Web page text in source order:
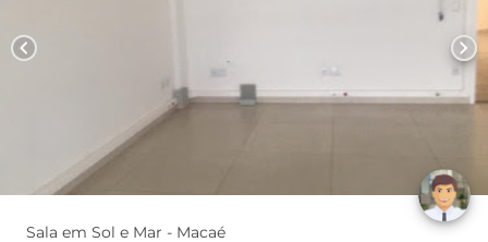
chevron_left chevron_right
Sala em Sol e Mar - Macaé